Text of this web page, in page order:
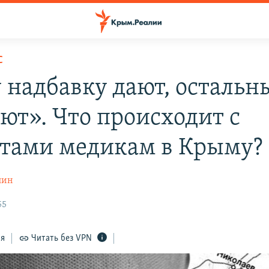
дают,
Что происходит с
медикам в Крыму?
Читать без VPN